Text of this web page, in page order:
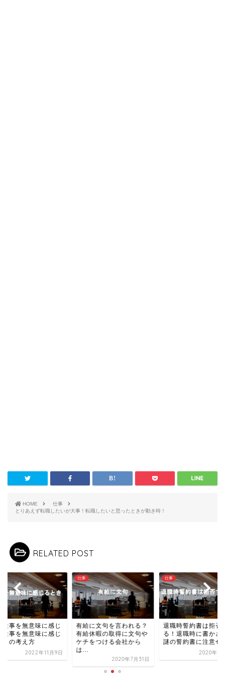
HOME
仕事
とりあえず転職したいが大事！転職したいと思ったときが動き時！
RELATED POST
仕事を無意味に感じ
仕事を無意味に感じ
きの考え方
2022年11月9日
仕事
有給に文句を言われる？
有給休暇の取得に文句や
ケチをつける会社から
は...
2020年7月31日
仕事
退職時誓約書は拒否
る！退職時に書かさ
謎の誓約書に注意せ
2020年9